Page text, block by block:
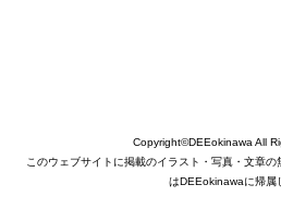
Copyright©DEEokinawa All
このウェブサイトに掲載のイラスト・写真・文章
はDEEokinawaに帰属